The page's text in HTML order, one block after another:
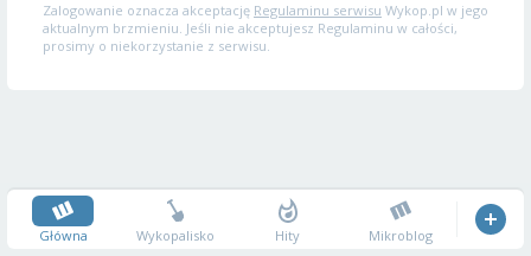
Zalogowanie oznacza akceptację Regulaminu serwisu Wykop.pl w jego
aktualnym brzmieniu. Jeśli nie akceptujesz Regulaminu w całości,
prosimy o niekorzystanie z serwisu.
Główna Wykopalisko Hity Mikroblog